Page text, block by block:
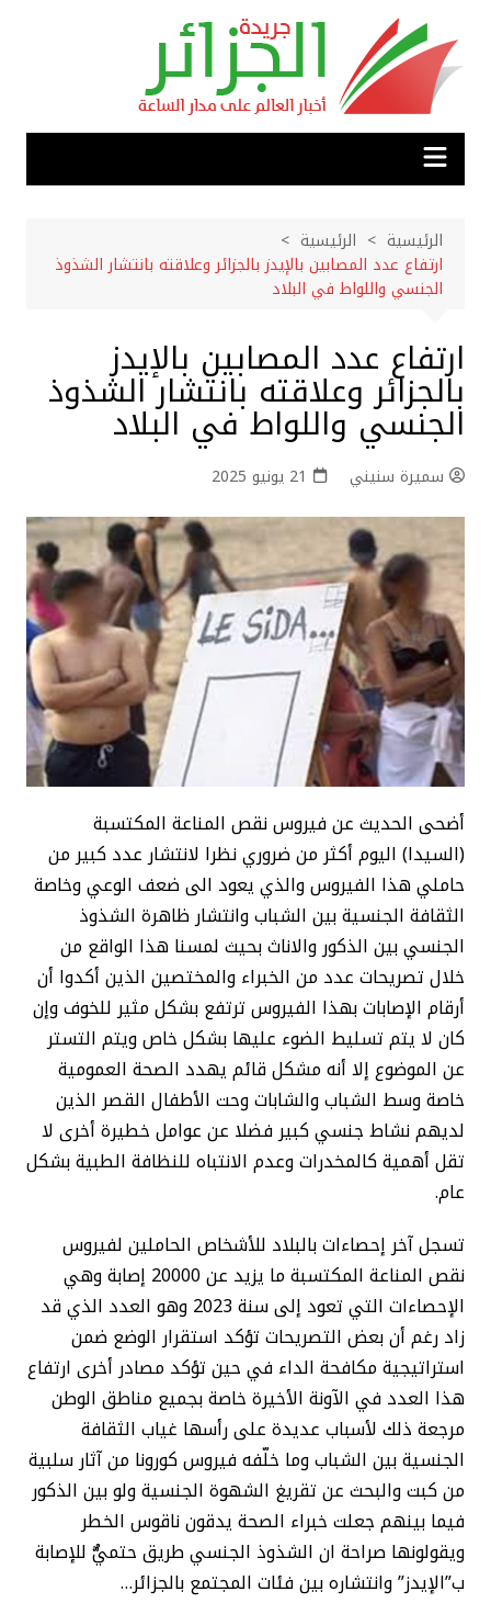
المحتوى
الرئيسية
الرئيسية
ارتفاع عدد المصابين بالإيدز بالجزائر وعلاقته بانتشار الشذوذ
الجنسي واللواط في البلاد
ارتفاع عدد المصابين بالإيدز
بالجزائر وعلاقته بانتشار الشذوذ
الجنسي واللواط في البلاد
سميرة سنيني 21 يونيو 2025
أضحى الحديث عن فيروس نقص المناعة المكتسبة
(السيدا) اليوم أكثر من ضروري نظرا لانتشار عدد كبير من
حاملي هذا الفيروس والذي يعود الى ضعف الوعي وخاصة
الثقافة الجنسية بين الشباب وانتشار ظاهرة الشذوذ
الجنسي بين الذكور والاناث بحيث لمسنا هذا الواقع من
خلال تصريحات عدد من الخبراء والمختصين الذين أكدوا أن
أرقام الإصابات بهذا الفيروس ترتفع بشكل مثير للخوف وإن
كان لا يتم تسليط الضوء عليها بشكل خاص ويتم التستر
عن الموضوع إلا أنه مشكل قائم يهدد الصحة العمومية
خاصة وسط الشباب والشابات وحت الأطفال القصر الذين
لديهم نشاط جنسي كبير فضلا عن عوامل خطيرة أخرى لا
تقل أهمية كالمخدرات وعدم الانتباه للنظافة الطبية بشكل
عام.
تسجل آخر إحصاءات بالبلاد للأشخاص الحاملين لفيروس
نقص المناعة المكتسبة ما يزيد عن 20000 إصابة وهي
الإحصاءات التي تعود إلى سنة 2023 وهو العدد الذي قد
زاد رغم أن بعض التصريحات تؤكد استقرار الوضع ضمن
استراتيجية مكافحة الداء في حين تؤكد مصادر أخرى ارتفاع
هذا العدد في الآونة الأخيرة خاصة بجميع مناطق الوطن
مرجعة ذلك لأسباب عديدة على رأسها غياب الثقافة
الجنسية بين الشباب وما خلّفه فيروس كورونا من آثار سلبية
من كبت والبحث عن تقريغ الشهوة الجنسية ولو بين الذكور
فيما بينهم جعلت خبراء الصحة يدقون ناقوس الخطر
ويقولونها صراحة ان الشذوذ الجنسي طريق حتميٌّ للإصابة
ب”الإيدز” وانتشاره بين فئات المجتمع بالجزائر…